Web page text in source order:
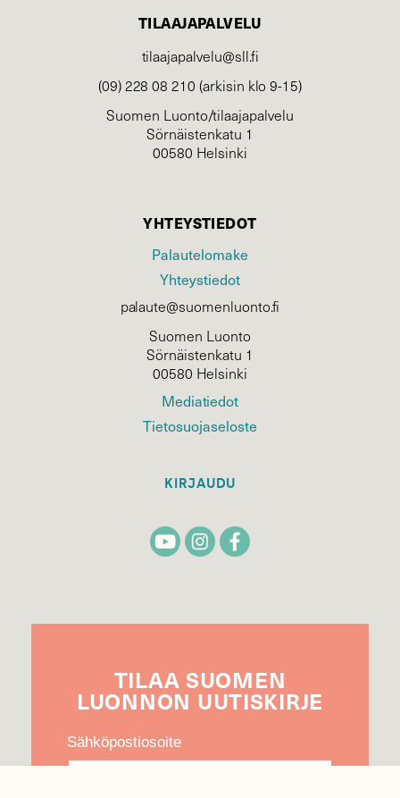
TILAAJAPALVELU
tilaajapalvelu@sll.fi
(09) 228 08 210 (arkisin klo 9-15)
Suomen Luonto/tilaajapalvelu
Sörnäistenkatu 1
00580 Helsinki
YHTEYSTIEDOT
Palautelomake
Yhteystiedot
palaute@suomenluonto.fi
Suomen Luonto
Sörnäistenkatu 1
00580 Helsinki
Mediatiedot
Tietosuojaseloste
KIRJAUDU
TILAA SUOMEN
LUONNON UUTIS­KIRJE
Sähköpostiosoite